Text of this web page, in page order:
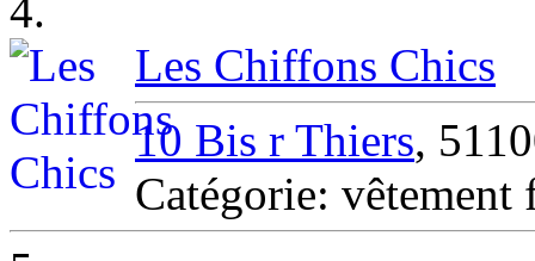
4.
Les Chiffons Chics
10 Bis r Thiers,
Catégorie: